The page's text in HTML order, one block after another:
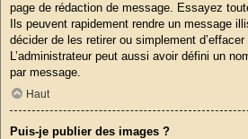
page de rédaction de message. Essayez
Ils peuvent rapidement rendre un message
décider de les retirer ou simplement
L’administrateur peut aussi avoir défini un
par message.
Haut
Puis-je publier des images ?